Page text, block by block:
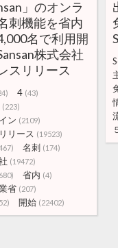
」のオンラ
刺機能を省内
名で利用開
株式会社
スリリース
4 (43)
(223)
ン (2109)
リース (19523)
名刺 (174)
(19472)
省内 (4)
省 (207)
開始 (22402)